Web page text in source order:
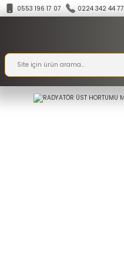
0553 196 17 07 0224 342 44 77